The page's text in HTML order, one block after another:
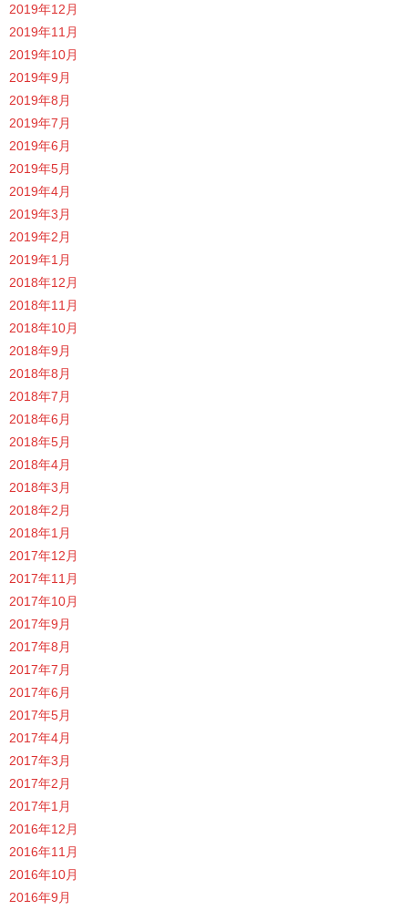
2019年12月
2019年11月
2019年10月
2019年9月
2019年8月
2019年7月
2019年6月
2019年5月
2019年4月
2019年3月
2019年2月
2019年1月
2018年12月
2018年11月
2018年10月
2018年9月
2018年8月
2018年7月
2018年6月
2018年5月
2018年4月
2018年3月
2018年2月
2018年1月
2017年12月
2017年11月
2017年10月
2017年9月
2017年8月
2017年7月
2017年6月
2017年5月
2017年4月
2017年3月
2017年2月
2017年1月
2016年12月
2016年11月
2016年10月
2016年9月